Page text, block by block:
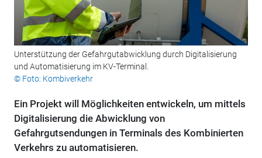
Unterstützung der Gefahrgutabwicklung durch Digitalisierung
und Automatisierung im KV-Terminal.
© Foto: Kombiverkehr
Ein Projekt will Möglichkeiten entwickeln, um mittels
Digitalisierung die Abwicklung von
Gefahrgutsendungen in Terminals des Kombinierten
Verkehrs zu automatisieren.